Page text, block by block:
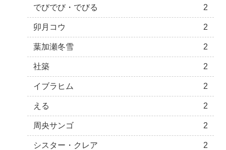
でびでび・でびる 2
卯月コウ 2
葉加瀬冬雪 2
社築 2
イブラヒム 2
える 2
周央サンゴ 2
シスター・クレア 2